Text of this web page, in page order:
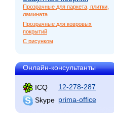
Прозрачные для паркета, плитки,
ламината
Прозрачные для ковровых
покрытий
С рисунком
Онлайн-консультанты
ICQ
12-278-287
Skype prima-office